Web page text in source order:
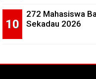
272 Mahasiswa
Sekadau 2026